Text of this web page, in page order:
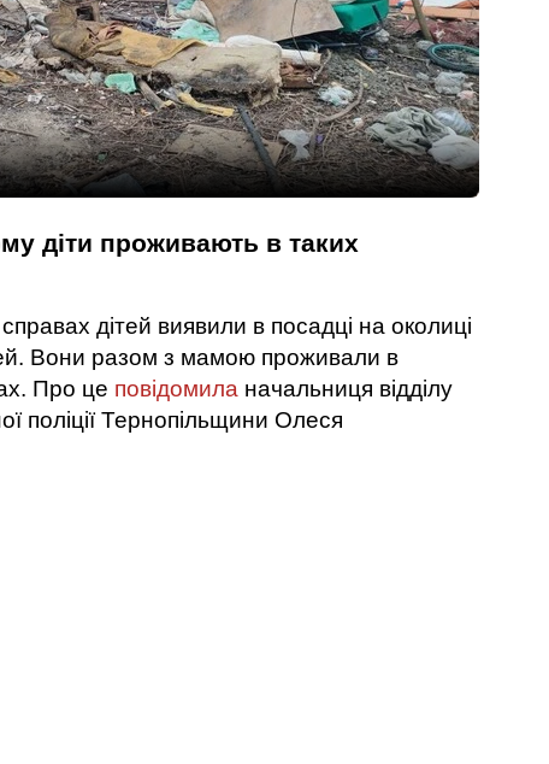
діти проживають в таких
дітей виявили в посадці на околиці
Вони разом з мамою проживали в
Про це повідомила начальниця відділу
поліції Тернопільщини Олеся